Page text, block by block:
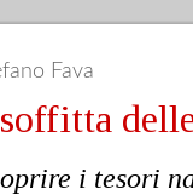
Fava
i tesori